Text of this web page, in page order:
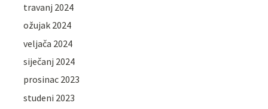
travanj 2024
ožujak 2024
veljača 2024
siječanj 2024
prosinac 2023
studeni 2023